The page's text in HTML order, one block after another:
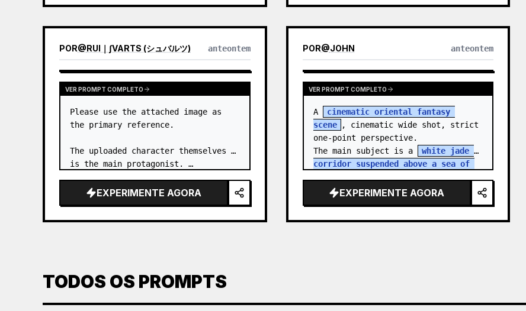
POR@RUI｜∫VARTS (シュバルツ) anteontem
VER PROMPT COMPLETO
Please use the attached image as
the primary reference.
The uploaded character themselves
is the main protagonist. …
EXPERIMENTE AGORA
POR@JOHN anteontem
VER PROMPT COMPLETO
A
cinematic oriental fantasy
scene
, cinematic wide shot, strict
one-point perspective.
The main subject is a
white jade
corridor suspended above a sea of
EXPERIMENTE AGORA
TODOS OS PROMPTS